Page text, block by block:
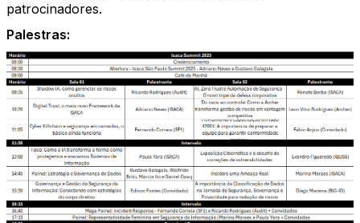
patrocinadores.
Palestras: